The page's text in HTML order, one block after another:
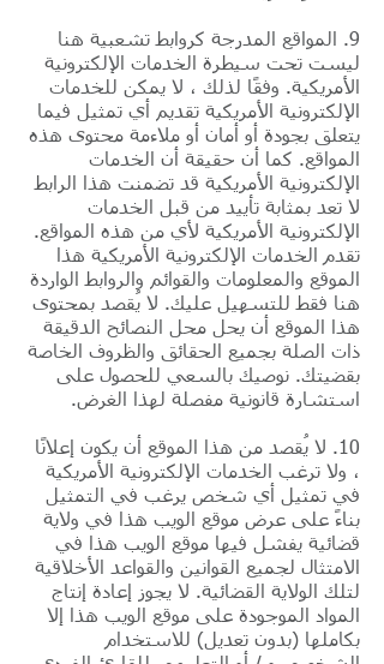
9. المواقع المدرجة كروابط تشعبية هنا
ليست تحت سيطرة الخدمات الإلكترونية
الأمريكية. وفقًا لذلك ، لا يمكن للخدمات
الإلكترونية الأمريكية تقديم أي تمثيل فيما
يتعلق بجودة أو أمان أو ملاءمة محتوى هذه
المواقع. كما أن حقيقة أن الخدمات
الإلكترونية الأمريكية قد تضمنت هذا الرابط
لا تعد بمثابة تأييد من قبل الخدمات
الإلكترونية الأمريكية لأي من هذه المواقع.
تقدم الخدمات الإلكترونية الأمريكية هذا
الموقع والمعلومات والقوائم والروابط الواردة
هنا فقط للتسهيل عليك. لا يُقصد بمحتوى
هذا الموقع أن يحل محل النصائح الدقيقة
ذات الصلة بجميع الحقائق والظروف الخاصة
بقضيتك. نوصيك بالسعي للحصول على
استشارة قانونية مفصلة لهذا الغرض.
10. لا يُقصد من هذا الموقع أن يكون إعلانًا
، ولا ترغب الخدمات الإلكترونية الأمريكية
في تمثيل أي شخص يرغب في التمثيل
بناءً على عرض موقع الويب هذا في ولاية
قضائية يفشل فيها موقع الويب هذا في
الامتثال لجميع القوانين والقواعد الأخلاقية
لتلك الولاية القضائية. لا يجوز إعادة إنتاج
المواد الموجودة على موقع الويب هذا إلا
بكاملها (بدون تعديل) للاستخدام